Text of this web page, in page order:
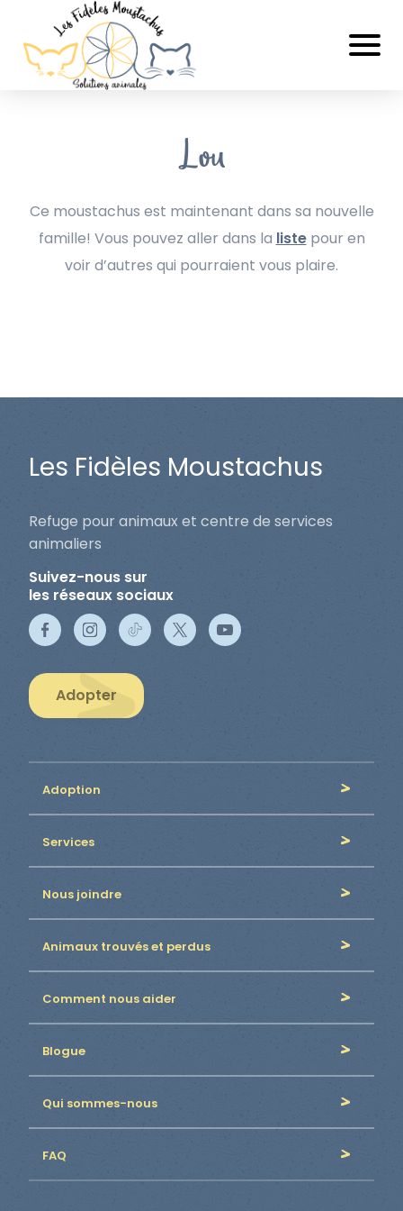
Lou
Ce moustachus est maintenant dans sa nouvelle
famille! Vous pouvez aller dans la listepour en
voir d’autres qui pourraient vous plaire.
Les Fidèles Moustachus
Refuge pour animaux et centre de services
animaliers
Suivez-nous sur
les réseaux sociaux
Adopter
Adoption
Services
Nous joindre
Animaux trouvés et perdus
Comment nous aider
Blogue
Qui sommes-nous
FAQ